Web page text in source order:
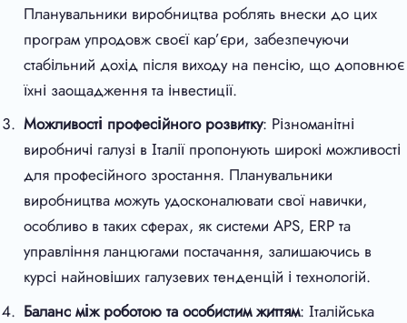
Планувальники виробництва роблять внески до цих
програм упродовж своєї кар’єри, забезпечуючи
стабільний дохід після виходу на пенсію, що доповнює
їхні заощадження та інвестиції.
Можливості професійного розвитку: Різноманітні
виробничі галузі в Італії пропонують широкі можливості
для професійного зростання. Планувальники
виробництва можуть удосконалювати свої навички,
особливо в таких сферах, як системи APS, ERP та
управління ланцюгами постачання, залишаючись в
курсі найновіших галузевих тенденцій і технологій.
Баланс між роботою та особистим життям: Італійська